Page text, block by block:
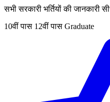
सभी सरकारी भर्तियों की जानकारी
10वीं पास 12वीं पास Graduate